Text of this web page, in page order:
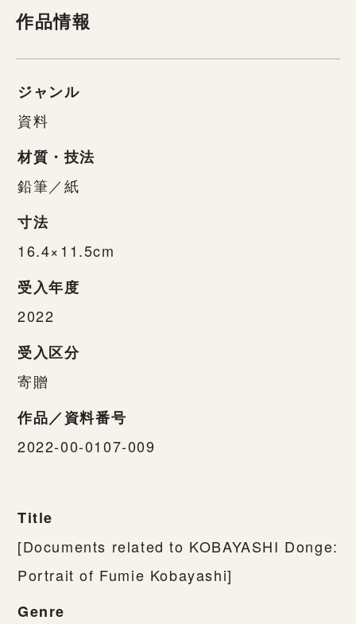
作品情報
ジャンル
資料
材質・技法
鉛筆／紙
寸法
16.4×11.5cm
受入年度
2022
受入区分
寄贈
作品／資料番号
2022-00-0107-009
Title
[Documents related to KOBAYASHI Donge:
Portrait of Fumie Kobayashi]
Genre